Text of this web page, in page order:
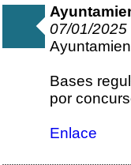
07/01/2025
Bases
por
Enlace